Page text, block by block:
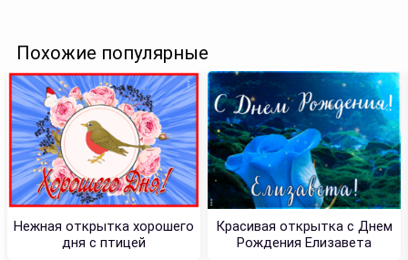
Похожие популярные
Нежная открытка хорошего
дня с птицей
Красивая открытка с Днем
Рождения Елизавета